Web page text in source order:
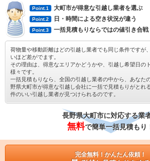
Point.1 大町市が得意な引越し業者を選ぶ
Point.2 日・時間による空き状況が違う
Point.3 一括見積もりならではの値引き合戦
荷物量や移動距離はどの引越し業者でも同じ条件ですが
いほど差がでます。
その理由は、得意なエリアかどうかや、引越し希望日の
様々です。
一括見積もりなら、全国の引越し業者の中から、あなた
野県大町市が得意な引越し会社に一括で見積もりがとれ
件のいい引越し業者が見つけられるのです。
長野県大町市に対応する業
無料で簡単一括見積もり
完全無料！かんたん依頼！